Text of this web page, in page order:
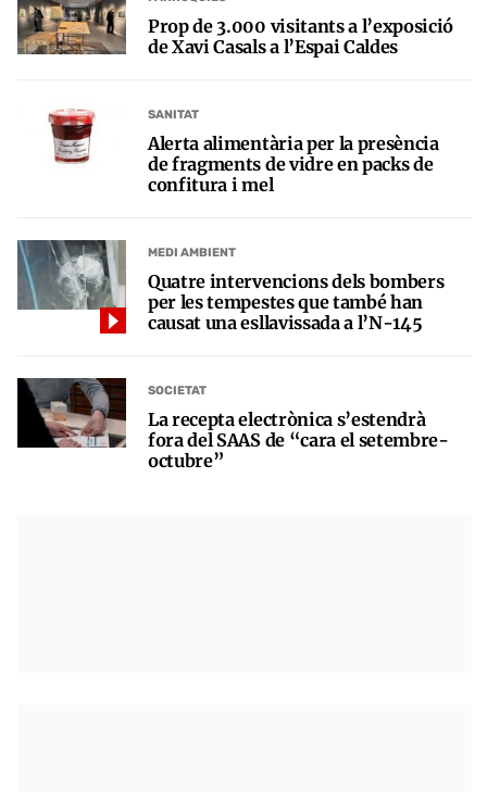
Prop de 3.000 visitants a l’exposició
de Xavi Casals a l’Espai Caldes
SANITAT
Alerta alimentària per la presència
de fragments de vidre en packs de
confitura i mel
MEDI AMBIENT
Quatre intervencions dels bombers
per les tempestes que també han
causat una esllavissada a l’N-145
SOCIETAT
La recepta electrònica s’estendrà
fora del SAAS de “cara el setembre-
octubre”